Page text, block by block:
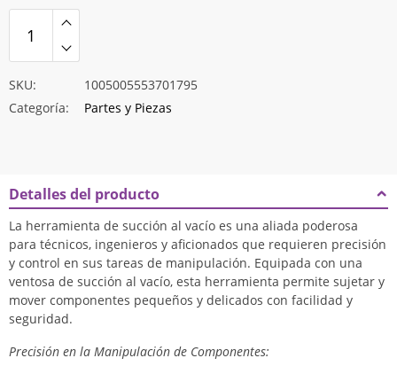
SKU:
1005005553701795
Categoría:
Partes y Piezas
Detalles del producto
La herramienta de succión al vacío es una aliada poderosa
para técnicos, ingenieros y aficionados que requieren precisión
y control en sus tareas de manipulación. Equipada con una
ventosa de succión al vacío, esta herramienta permite sujetar y
mover componentes pequeños y delicados con facilidad y
seguridad.
Precisión en la Manipulación de Componentes: